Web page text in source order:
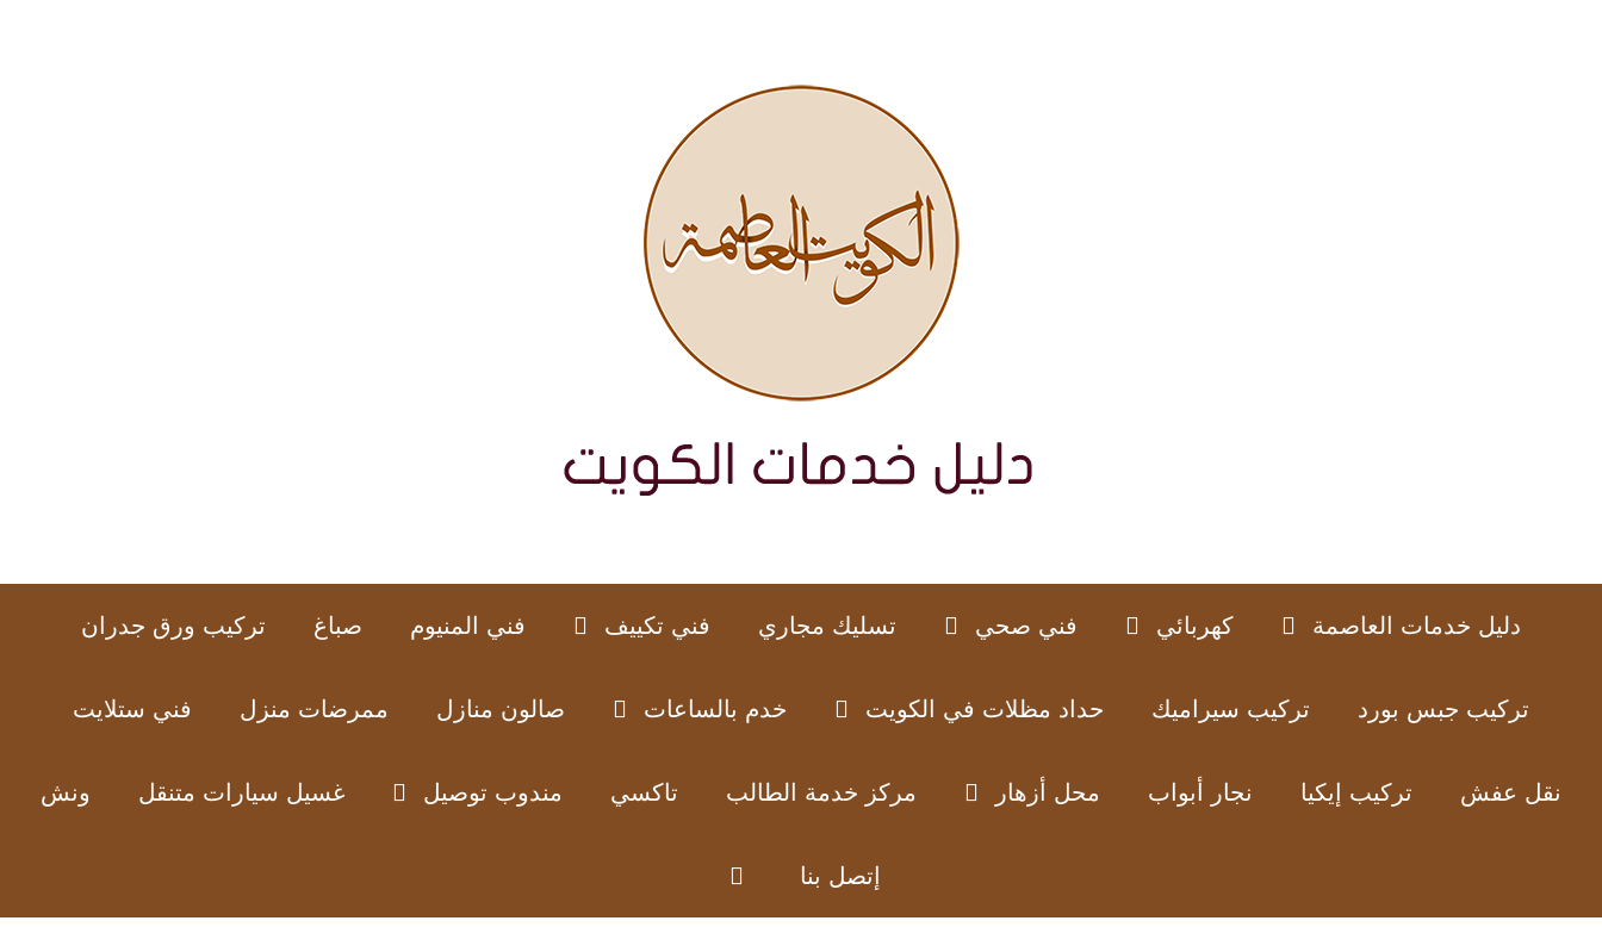
دليل خدمات العاصمة كهربائي فني صحي تسليك مجاري فني تكييف فني المنيوم صباغ تركيب ورق جدران
تركيب جبس بورد تركيب سيراميك حداد مظلات في الكويت خدم بالساعات صالون منازل ممرضات منزل فني ستلايت
نقل عفش تركيب إيكيا نجار أبواب محل أزهار مركز خدمة الطالب تاكسي مندوب توصيل غسيل سيارات متنقل ونش
إتصل بنا